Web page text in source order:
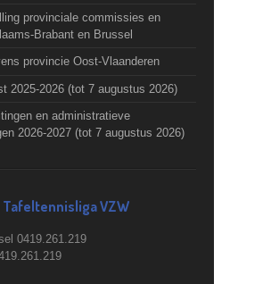
provinciale commissies en
Brabant en Brussel
provincie Oost-Vlaanderen
2025-2026 (tot 7 augustus 2026)
en administratieve
2026-2027 (tot 7 augustus 2026)
Tafeltennisliga VZW
0419.261.219